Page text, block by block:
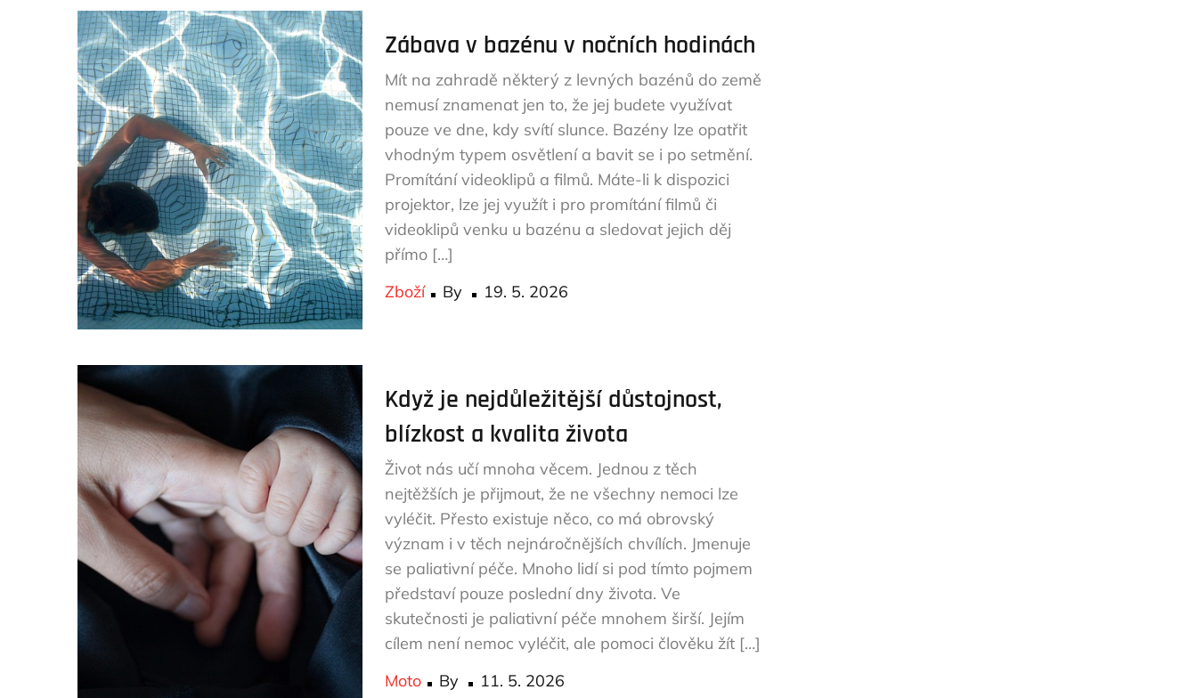
Zábava v bazénu v nočních hodinách
Mít na zahradě některý z levných bazénů do země
nemusí znamenat jen to, že jej budete využívat
pouze ve dne, kdy svítí slunce. Bazény lze opatřit
vhodným typem osvětlení a bavit se i po setmění.
Promítání videoklipů a filmů. Máte-li k dispozici
projektor, lze jej využít i pro promítání filmů či
videoklipů venku u bazénu a sledovat jejich děj
přímo […]
Zboží
By
Posted
19. 5. 2026
Když je nejdůležitější důstojnost,
blízkost a kvalita života
Život nás učí mnoha věcem. Jednou z těch
nejtěžších je přijmout, že ne všechny nemoci lze
vyléčit. Přesto existuje něco, co má obrovský
význam i v těch nejnáročnějších chvílích. Jmenuje
se paliativní péče. Mnoho lidí si pod tímto pojmem
představí pouze poslední dny života. Ve
skutečnosti je paliativní péče mnohem širší. Jejím
cílem není nemoc vyléčit, ale pomoci člověku žít […]
Moto
By
Posted
11. 5. 2026